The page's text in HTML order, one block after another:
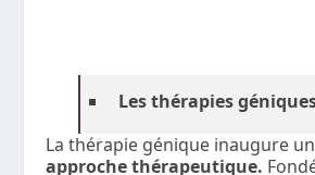
Les thérapies génique
La thérapie génique inaugure
approche thérapeutique.